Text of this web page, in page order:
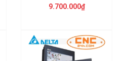
9.700.000₫